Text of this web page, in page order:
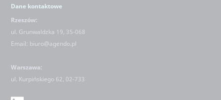
Rzeszów:
ul. Grunwaldzka 19, 35-068
Email:biuro@agendo.pl
ul.Kurpińskiego 62, 02-733